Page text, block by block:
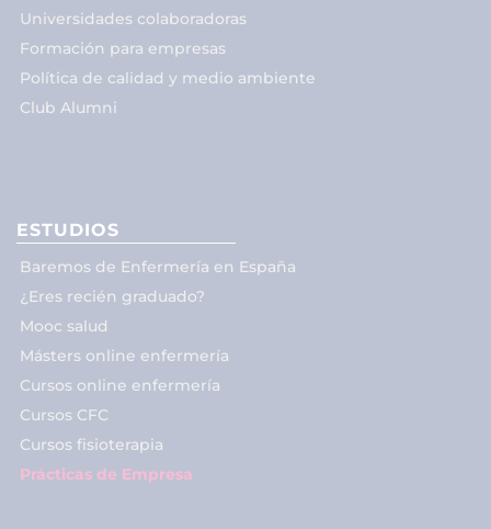
Universidades colaboradoras
Formación para empresas
Política de calidad y medio ambiente
Club Alumni
ESTUDIOS
Baremos de Enfermería en España
¿Eres recién graduado?
Mooc salud
Másters online enfermería
Cursos online enfermería
Cursos CFC
Cursos fisioterapia
Prácticas de Empresa